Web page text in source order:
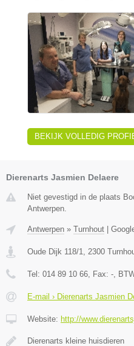
BEKIJK VOLLEDIG
Dierenarts Jasmien Delaere
Niet gevestigd in de plaats
Antwerpen.
Antwerpen » Turnhout |
Oude Dijk 118/1 2300
Tel: 014 89 10 66 , Fax: - ,
E-mail › Dierenarts Jasmien
Website: http://
Dierenarts kleine huisdieren